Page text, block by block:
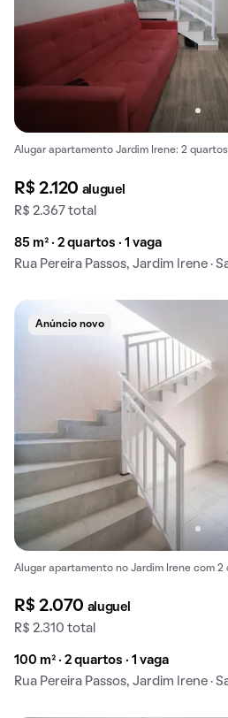
Alugar apartamento Jardim Irene: 2
R$ 2.120 aluguel
R$ 2.367 total
85 m² · 2 quartos · 1 vaga
Rua Pereira Passos, Jardim Irene ·
Anúncio novo
Alugar apartamento no Jardim Irene com 2
R$ 2.070 aluguel
R$ 2.310 total
100 m² · 2 quartos · 1 vaga
Rua Pereira Passos, Jardim Irene ·